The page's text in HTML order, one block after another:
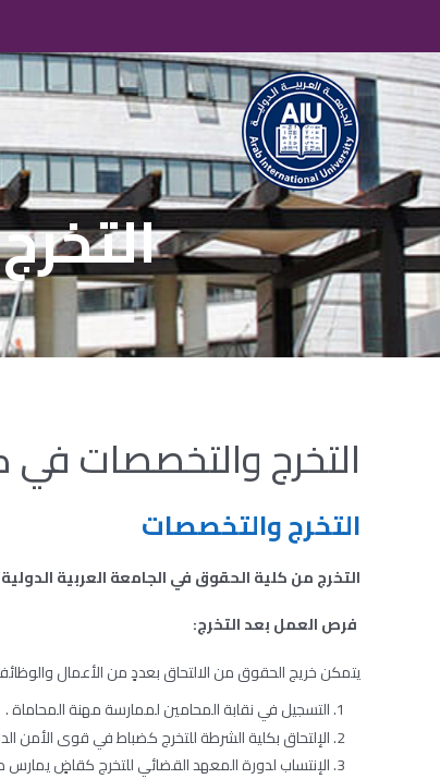
التخرج والتخصصات
التخرج والتخصصات
التخرج من كلية الحقوق في الجامعة العربية الدولية
فرص العمل بعد التخرج:
يتمكن خريج الحقوق من الالتحاق بعددٍ من الأعمال
التسجيل في نقابة المحامين لممارسة مهنة المحاماة .
الإلتحاق بكلية الشرطة للتخرج كضباط في قوى الأمن
الإنتساب لدورة المعهد القضائي للتخرج كقاضٍ يمارس